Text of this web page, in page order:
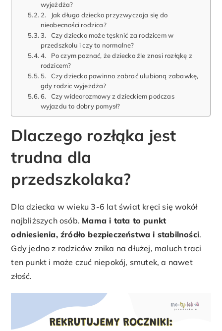
wyjeżdża?
2. Jak długo dziecko przyzwyczaja się do
nieobecności rodzica?
3. Czy dziecko może tęsknić za rodzicem w
przedszkolu i czy to normalne?
4. Po czym poznać, że dziecko źle znosi rozłąkę z
rodzicem?
5. Czy dziecko powinno zabrać ulubioną zabawkę,
gdy rodzic wyjeżdża?
6. Czy wideorozmowy z dzieckiem podczas
wyjazdu to dobry pomysł?
Dlaczego rozłąka jest
trudna dla
przedszkolaka?
Dla dziecka w wieku 3-6 lat świat kręci się wokół
najbliższych osób. Mama i tata to punkt
odniesienia, źródło bezpieczeństwa i stabilności.
Gdy jedno z rodziców znika na dłużej, maluch traci
ten punkt i może czuć niepokój, smutek, a nawet
złość.